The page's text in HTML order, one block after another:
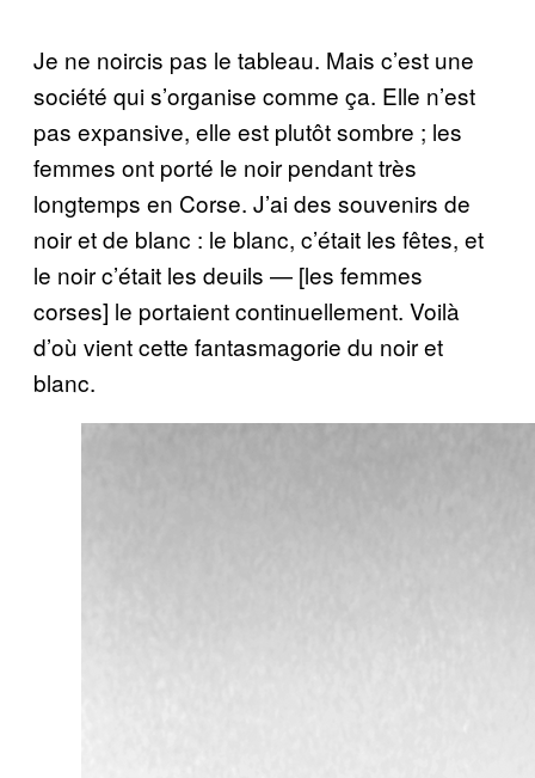
Je ne noircis pas le tableau. Mais c’est une
société qui s’organise comme ça. Elle n’est
pas expansive, elle est plutôt sombre ; les
femmes ont porté le noir pendant très
longtemps en Corse. J’ai des souvenirs de
noir et de blanc : le blanc, c’était les fêtes, et
le noir c’était les deuils — [les femmes
corses] le portaient continuellement. Voilà
d’où vient cette fantasmagorie du noir et
blanc.